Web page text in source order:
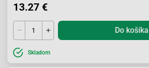
13.27 €
Do košíka
Skladom